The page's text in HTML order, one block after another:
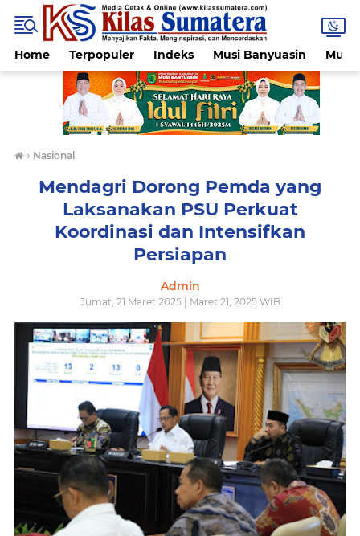
Home Terpopuler Indeks Musi Banyuasin Muba
› Nasional
Mendagri Dorong Pemda yang
Laksanakan PSU Perkuat
Koordinasi dan Intensifkan
Persiapan
Admin
Jumat, 21 Maret 2025 | Maret 21, 2025 WIB